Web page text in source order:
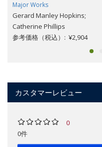
Major Works
Gerard Manley Hopkins;
Catherine Phillips
参考価格（税込）: ¥2,904
カスタマーレビュー
0
0件